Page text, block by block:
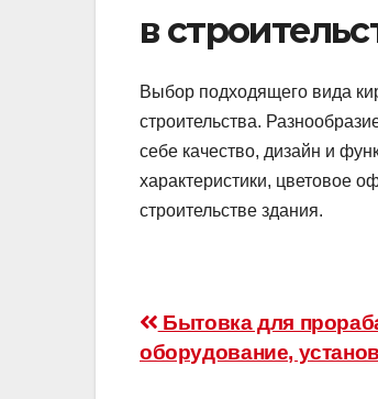
в
Выбор подходящего вида
строительства.
себе качество, дизайн и
характеристики, цветовое
строительстве здания.
Навигация
по
Бытовка для
оборудование,